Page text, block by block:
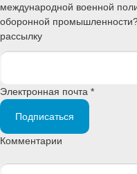
международной военной
оборонной
рассылку
Электронная почта *
Подписаться
Комментарии